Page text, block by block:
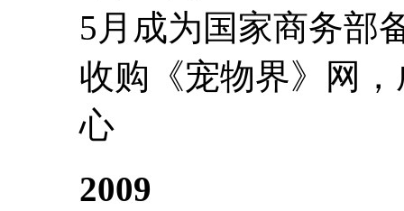
5月成为国家商务部
收购《宠物界》网
心
2009